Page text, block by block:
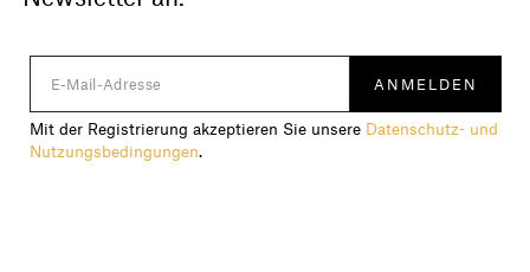
Mit der Registrierung akzeptieren Sie unsere Datenschutz- und
Nutzungsbedingungen.